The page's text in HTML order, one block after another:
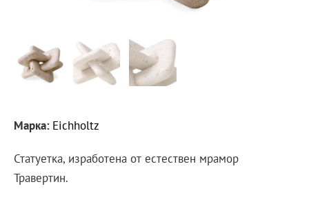
Марка: Eichholtz
Статуетка, изработена от естествен мрамор
Травертин.